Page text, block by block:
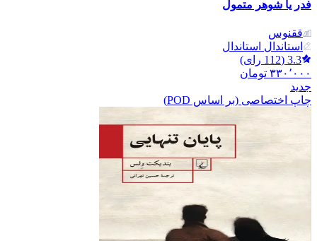
فدر یا شوهر متمول
ققنوس
استاندال استاندال
3.3
(
112 رای)
۳۳۰٬۰۰۰ تومان
جدید
چاپ اختصاصی (بر اساس POD)